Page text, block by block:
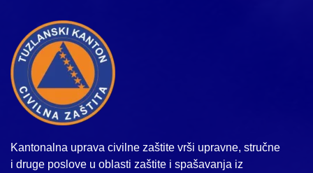
Kantonalna uprava civilne zaštite vrši upravne, stručne
i druge poslove u oblasti zaštite i spašavanja iz